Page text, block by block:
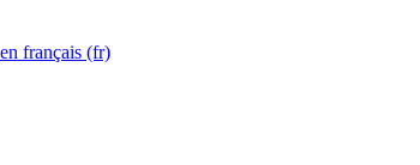
français (fr)